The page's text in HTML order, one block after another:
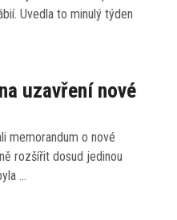
Uvedla to minulý týden
uzavření nové
memorandum o nové
rozšířit dosud jedinou
…